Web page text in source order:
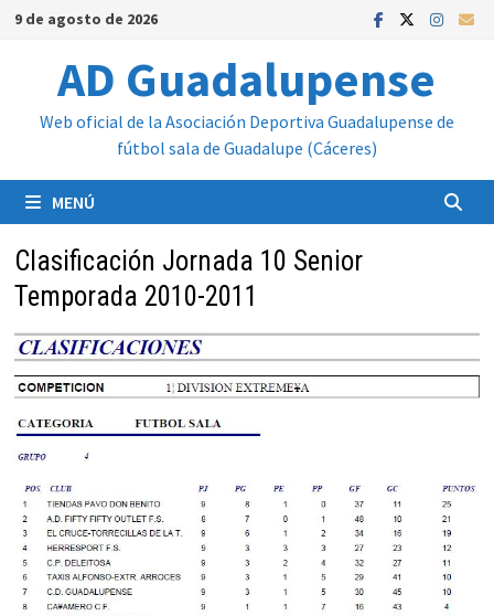
Saltar
contenido
9 de agosto de 2026
AD Guadalupense
Web oficial de la Asociación Deportiva Guadalupense de
fútbol sala de Guadalupe (Cáceres)
MENÚ
Clasificación Jornada 10 Senior
Temporada 2010-2011